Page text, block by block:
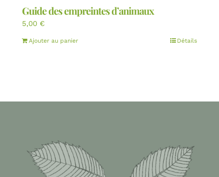
Guide des empreintes d’animaux
5,00 €
Ajouter au panier Détails